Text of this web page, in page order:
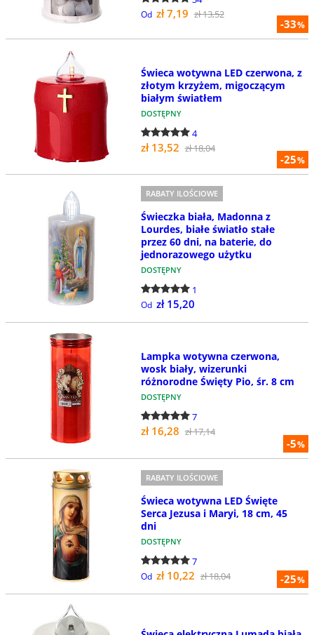
-33%
Od zł 7,19 zł 13,52
-25%
Świeca wotywna LED czerwona, z
złotym krzyżem, migoczącym
białym światłem
DOSTĘPNY
4
zł 13,52 zł 18,04
RABATY ILOŚCIOWE
Świeczka biała, Madonna z
Lourdes, białe światło stałe
przez 60 dni, na baterie, do
jednorazowego użytku
DOSTĘPNY
1
Od zł 15,20
-5%
Lampka wotywna czerwona,
wosk biały, wizerunki
różnorodne Święty Pio, śr. 8 cm
DOSTĘPNY
7
zł 16,28 zł 17,14
-25%
RABATY ILOŚCIOWE
Świeca wotywna LED Święte
Serca Jezusa i Maryi, 18 cm, 45
dni
DOSTĘPNY
7
Od zł 10,22 zł 18,04